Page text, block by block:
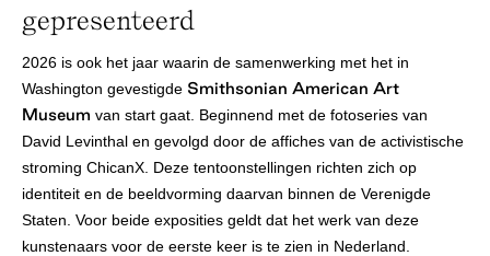
gepresenteerd
2026 is ook het jaar waarin de samenwerking met het in
Washington gevestigde Smithsonian American Art
Museum van start gaat. Beginnend met de fotoseries van
David Levinthal en gevolgd door de affiches van de activistische
stroming ChicanX. Deze tentoonstellingen richten zich op
identiteit en de beeldvorming daarvan binnen de Verenigde
Staten. Voor beide exposities geldt dat het werk van deze
kunstenaars voor de eerste keer is te zien in Nederland.